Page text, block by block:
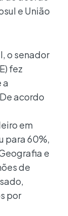
e União
o senador
fez
a
acordo
em
para 60%,
e
de
por